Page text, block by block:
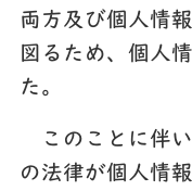
両方及び個人情
図るため、個人
た。
このことに伴
の法律が個人情